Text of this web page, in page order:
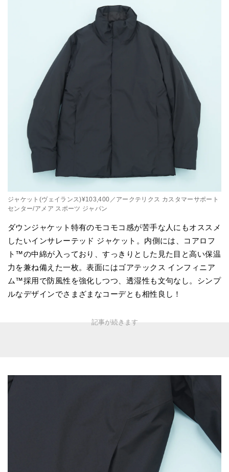
ジャケット(ヴェイランス)¥103,400／アークテリクス カスタマーサポート
センター/アメア スポーツ ジャパン
ダウンジャケット特有のモコモコ感が苦手な人にもオススメ
したいインサレーテッド ジャケット。内側には、コアロフ
ト™の中綿が入っており、すっきりとした見た目と高い保温
力を兼ね備えた一枚。表面にはゴアテックス インフィニア
ム™️採用で防風性を強化しつつ、透湿性も文句なし。シンプ
ルなデザインでさまざまなコーデとも相性良し！